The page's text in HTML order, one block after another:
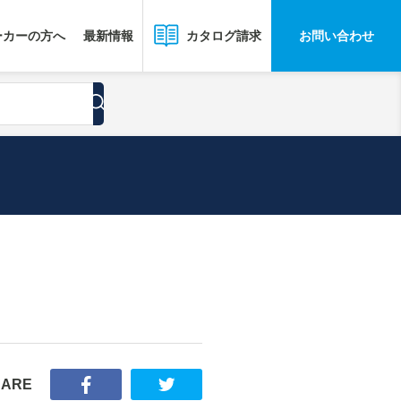
ーの方へ 最新情報 カタログ請求 お問い合わせ